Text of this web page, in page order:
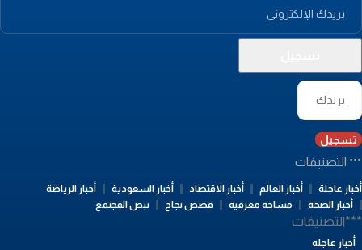
تسجيل
التصنيفات
عاجلة أخبار العالم أخبار الاقتصاد أخبار السعودية
أخبار الرياضة
أخبار الصحة
مساحة معرفية قصص نجاح نبض المجتمع
أخبار عاجلة